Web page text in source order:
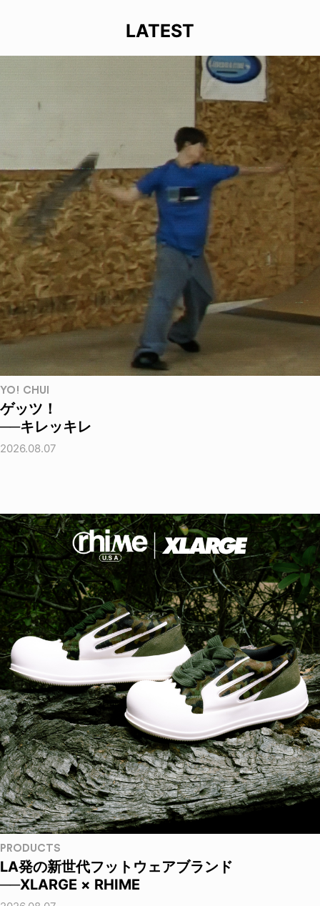
LATEST
YO! CHUI
ゲッツ！
──キレッキレ
2026.08.07
PRODUCTS
LA発の新世代フットウェアブランド
──XLARGE × RHIME